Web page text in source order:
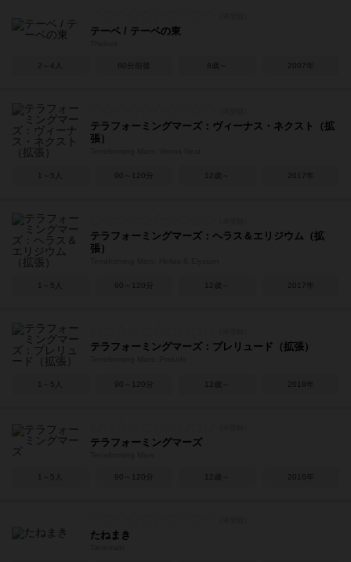
テーベ / テーベの東
2～4人 60分前後 8歳～ 2007年
テラフォーミングマーズ：ヴィーナス・ネクスト（拡
張）
1～5人 90～120分 12歳～ 2017年
テラフォーミングマーズ：ヘラス＆エリジウム（拡
張）
1～5人 90～120分 12歳～ 2017年
テラフォーミングマーズ：プレリュード（拡張）
1～5人 90～120分 12歳～ 2018年
テラフォーミングマーズ
1～5人 90～120分 12歳～ 2016年
たねまき